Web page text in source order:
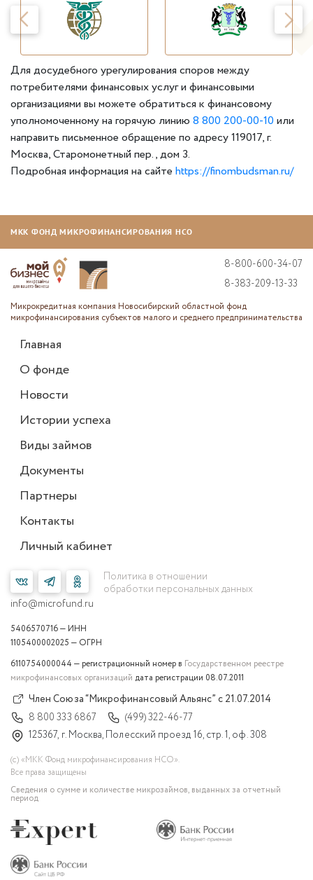
Для досудебного урегулирования споров между
потребителями финансовых услуг и финансовыми
организациями вы можете обратиться к финансовому
уполномоченному на горячую линию 8 800 200-00-10 или
направить письменное обращение по адресу 119017, г.
Москва, Старомонетный пер., дом 3.
Подробная информация на сайте https://finombudsman.ru/
МКК ФОНД МИКРОФИНАНСИРОВАНИЯ НСО
8-800-600-34-07
8-383-209-13-33
Микрокредитная компания Новосибирский областной фонд
микрофинансирования субъектов малого и среднего предпринимательства
Главная
О фонде
Новости
Истории успеха
Виды займов
Документы
Партнеры
Контакты
Личный кабинет
info@microfund.ru
Политика в отношении
обработки персональных данных
5406570716 — ИНН
1105400002025 — ОГРН
6110754000044 — регистрационный номер в Государственном реестре
микрофинансовых организаций дата регистрации 08.07.2011
Член Союза “Микрофинансовый Альянс” с 21.07.2014
8 800 333 6867
(499) 322-46-77
125367, г. Москва, Полесский проезд 16, стр. 1, оф. 308
(с) «МКК Фонд микрофинансирования НСО».
Все права защищены
Сведения о сумме и количестве микрозаймов, выданных за отчетный
период